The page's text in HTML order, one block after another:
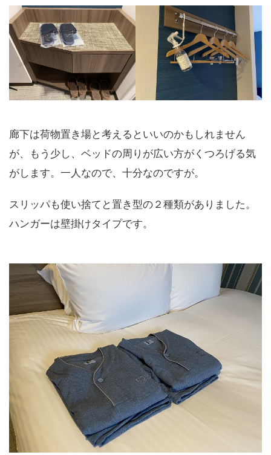
廊下は荷物置き場と考えるといいのかもしれません
が、もう少し、ベッドの周りが広い方がくつろげる気
がします。一人なので、十分なのですが。
スリッパも使い捨てと置き型の２種類がありました。
ハンガーは壁掛けタイプです。